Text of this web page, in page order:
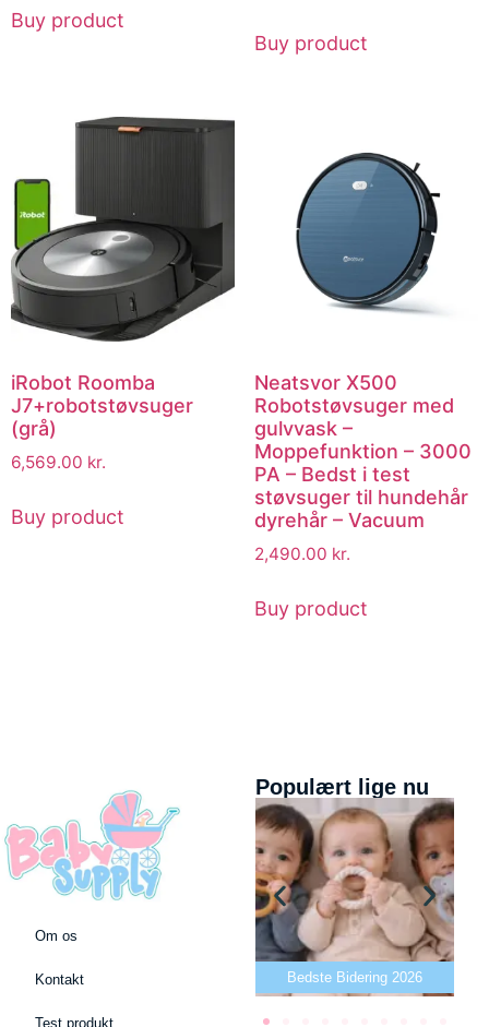
Buy product
Buy product
iRobot Roomba
J7+robotstøvsuger
(grå)
6,569.00 kr.
Buy product
Neatsvor X500
Robotstøvsuger med
gulvvask –
Moppefunktion – 3000
PA – Bedst i test
støvsuger til hundehår
dyrehår – Vacuum
2,490.00 kr.
Buy product
Om os
Kontakt
Test produkt
Populært lige nu
Bedste puslepude 2026 Bedste Bidering 2026